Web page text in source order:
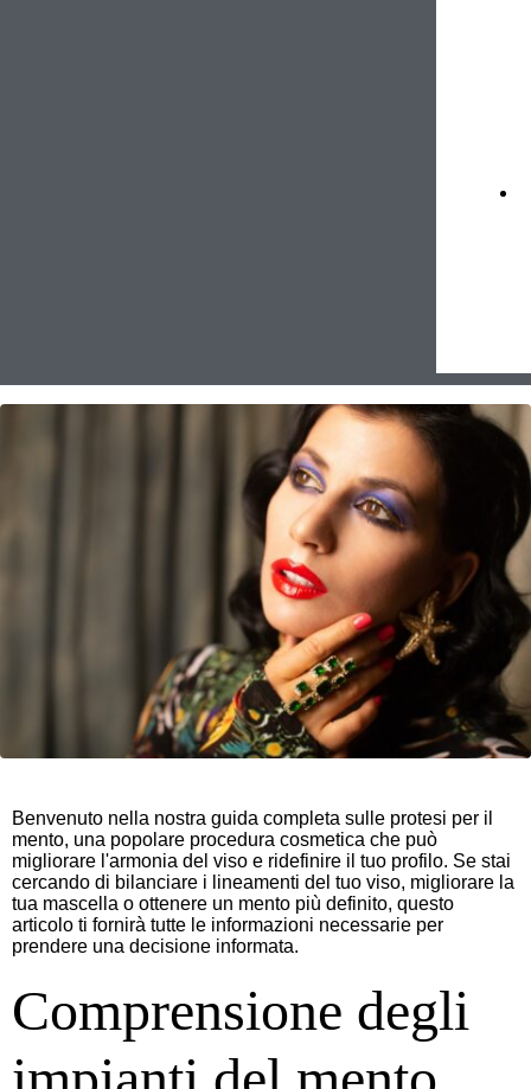
Benvenuto nella nostra guida completa sulle protesi per il
mento, una popolare procedura cosmetica che può
migliorare l'armonia del viso e ridefinire il tuo profilo. Se stai
cercando di bilanciare i lineamenti del tuo viso, migliorare la
tua mascella o ottenere un mento più definito, questo
articolo ti fornirà tutte le informazioni necessarie per
prendere una decisione informata.
Comprensione degli